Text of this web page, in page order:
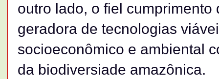
outro lado, o fiel
geradora de tecnologias
socioeconômico e ambiental
da biodiversiade amazônica.